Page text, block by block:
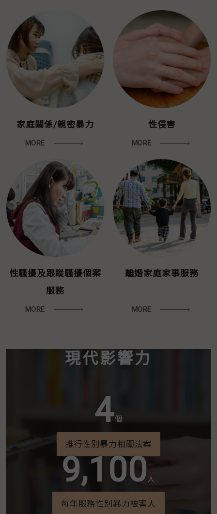
家庭關係/親密暴力
MORE
性侵害
MORE
性騷擾及跟蹤騷擾個案
服務
MORE
離婚家庭家事服務
MORE
現代影響力
4個
推行性別暴力相關法案
9,100人
每年服務性別暴力被害人